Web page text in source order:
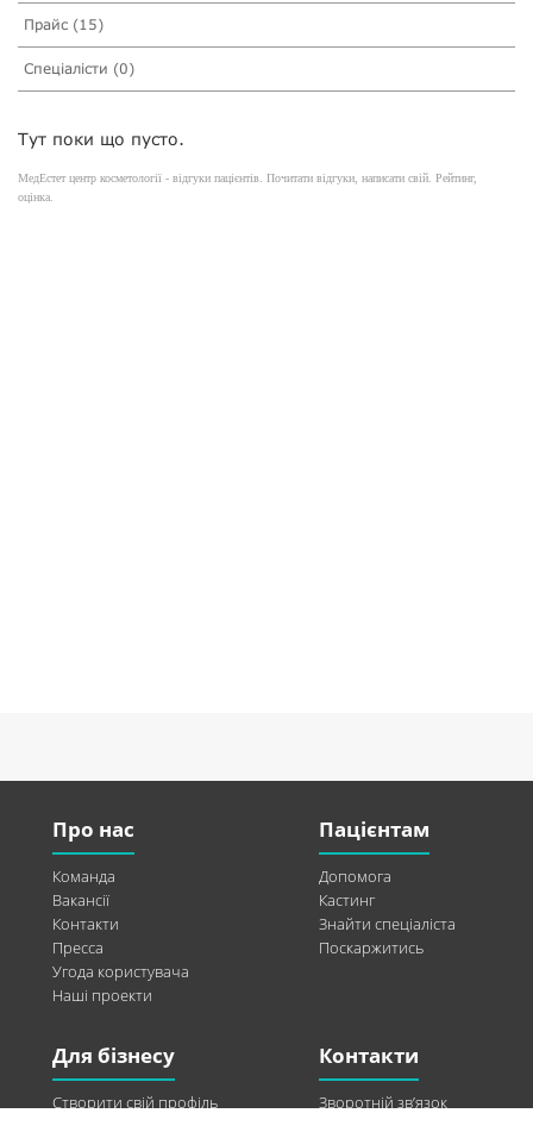
Прайс (15)
Спеціалісти (0)
Тут поки що пусто.
МедЕстет центр косметології - відгуки пацієнтів. Почитати відгуки, написати свій. Рейтинг,
оцінка.
Про нас
Команда
Вакансії
Контакти
Пресса
Угода користувача
Наші проекти
Пацієнтам
Допомога
Кастинг
Знайти спеціаліста
Поскаржитись
Для бізнесу
Створити свій профіль
Контакти
Зворотній зв’язок